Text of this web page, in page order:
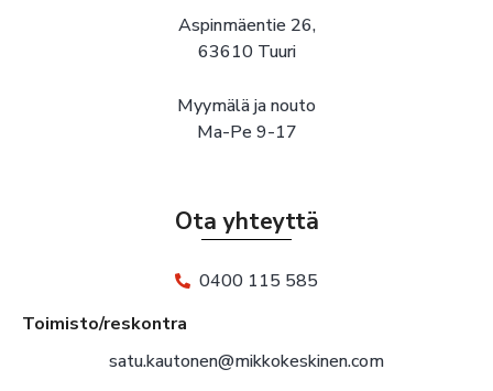
Aspinmäentie 26,
63610 Tuuri
Myymälä ja nouto
Ma-Pe 9-17
Ota yhteyttä
0400 115 585
Toimisto/reskontra
satu.kautonen@mikkokeskinen.com